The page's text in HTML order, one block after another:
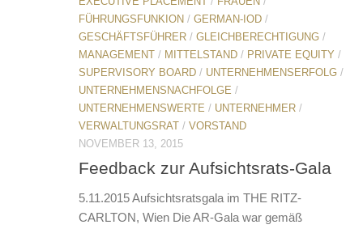
FÜHRUNGSFUNKION / GERMAN-IOD /
GESCHÄFTSFÜHRER / GLEICHBERECHTIGUNG /
MANAGEMENT / MITTELSTAND / PRIVATE EQUITY /
SUPERVISORY BOARD / UNTERNEHMENSERFOLG /
UNTERNEHMENSNACHFOLGE /
UNTERNEHMENSWERTE / UNTERNEHMER /
VERWALTUNGSRAT / VORSTAND
NOVEMBER 13, 2015
Feedback zur Aufsichtsrats-Gala
5.11.2015 Aufsichtsratsgala im THE RITZ-
CARLTON, Wien Die AR-Gala war gemäß